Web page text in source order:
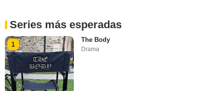
Series más esperadas
1
The Body
Drama